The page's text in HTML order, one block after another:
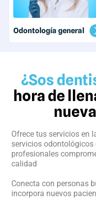
Odontología general
¿Sos
hora de
Ofrece tus servicios en
servicios odontológicos
profesionales
calidad
Conecta con personas
incorpora nuevos